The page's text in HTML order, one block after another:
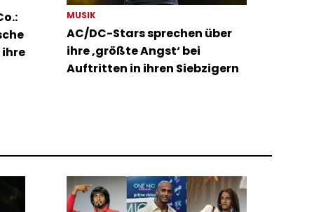
MUSIK
AC/DC-Stars sprechen über
ihre ‚größte Angst‘ bei
Auftritten in ihren Siebzigern